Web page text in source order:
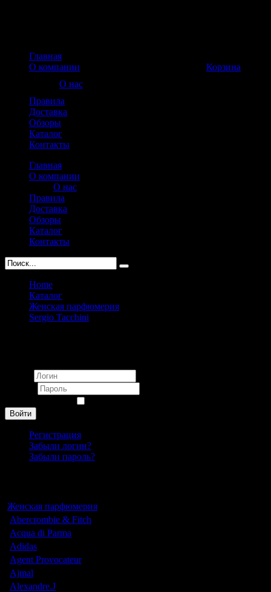
Корзина
Главная
О компании
О нас
Правила
Доставка
Обзоры
Каталог
Контакты
Главная
О компании
О нас
Правила
Доставка
Обзоры
Каталог
Контакты
Home
Каталог
Женская парфюмерия
Sergio Tacchini
Войти
Регистрация
Забыли логин?
Забыли пароль?
Женская парфюмерия
Abercrombie & Fitch
Acqua di Parma
Adidas
Agent Provocateur
Ajmal
Alexandre.J